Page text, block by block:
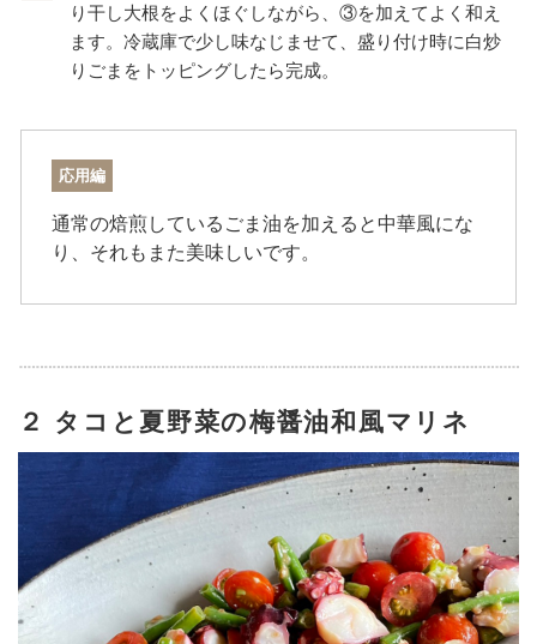
り干し大根をよくほぐしながら、③を加えてよく和え
ます。冷蔵庫で少し味なじませて、盛り付け時に白炒
りごまをトッピングしたら完成。
応用編
通常の焙煎しているごま油を加えると中華風にな
り、それもまた美味しいです。
２ タコと夏野菜の梅醤油和風マリネ